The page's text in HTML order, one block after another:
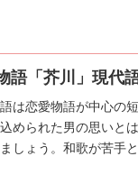
語「芥川」現代
は恋愛物語が中心の
められた男の思いと
しょう。和歌が苦手